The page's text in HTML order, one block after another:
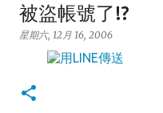
被盜帳號了!?
星期六, 12月 16, 2006